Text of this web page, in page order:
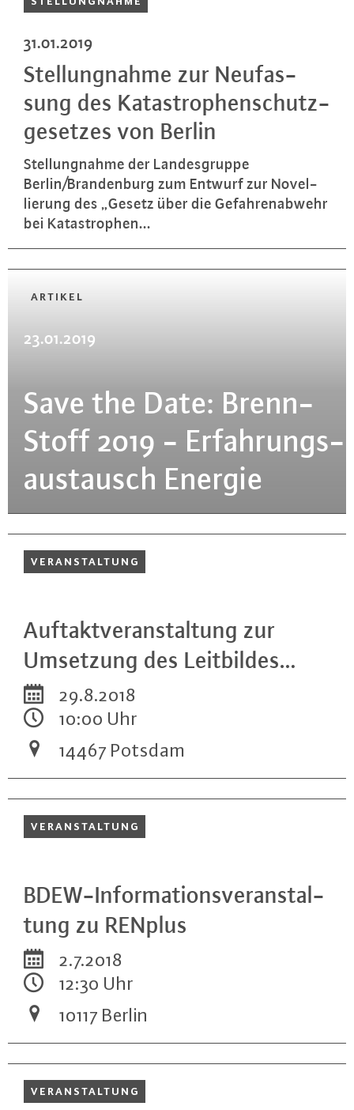
31.01.2019
Stel­lung­nah­me zur Neu­fas­
sung des Ka­ta­stro­phen­schutz­
ge­set­zes von Berlin
Stel­lung­nah­me der Lan­des­grup­pe
Berlin/Bran­den­burg zum Entwurf zur No­vel­
lie­rung des „Gesetz über die Ge­fah­ren­ab­wehr
bei Ka­ta­stro­phen...
ARTIKEL
23.01.2019
Save the Date: Brenn­
Stoff 2019 - Er­fah­rungs­
aus­tausch Energie
VER­AN­STAL­TUNG
Auf­takt­ver­an­stal­tung zur
Umsetzung des Leit­bil­des…
29.8.2018
10:00 Uhr
14467 Potsdam
VER­AN­STAL­TUNG
BDEW-In­for­ma­ti­ons­ver­an­stal­
tung zu RENplus
2.7.2018
12:30 Uhr
10117 Berlin
VER­AN­STAL­TUNG